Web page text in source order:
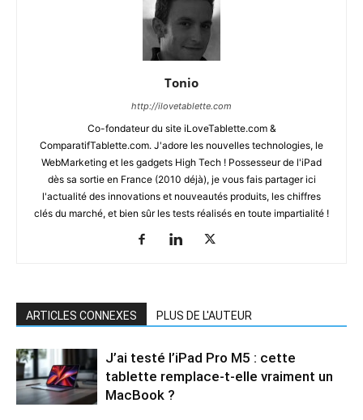
Tonio
http://ilovetablette.com
Co-fondateur du site iLoveTablette.com &
ComparatifTablette.com. J'adore les nouvelles technologies, le
WebMarketing et les gadgets High Tech ! Possesseur de l'iPad
dès sa sortie en France (2010 déjà), je vous fais partager ici
l'actualité des innovations et nouveautés produits, les chiffres
clés du marché, et bien sûr les tests réalisés en toute impartialité !
ARTICLES CONNEXES PLUS DE L'AUTEUR
J’ai testé l’iPad Pro M5 : cette
tablette remplace-t-elle vraiment un
MacBook ?